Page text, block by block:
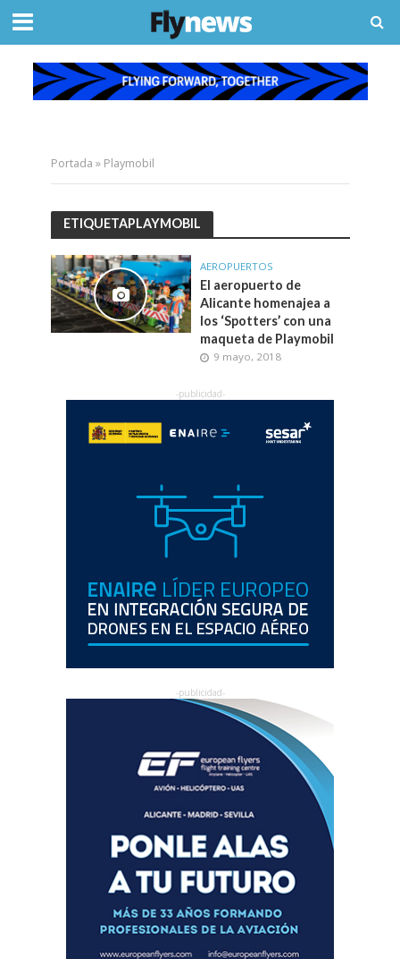
Portada » Playmobil
ETIQUETAPLAYMOBIL
AEROPUERTOS
El aeropuerto de
Alicante homenajea a
los ‘Spotters’ con una
maqueta de Playmobil
9 mayo, 2018